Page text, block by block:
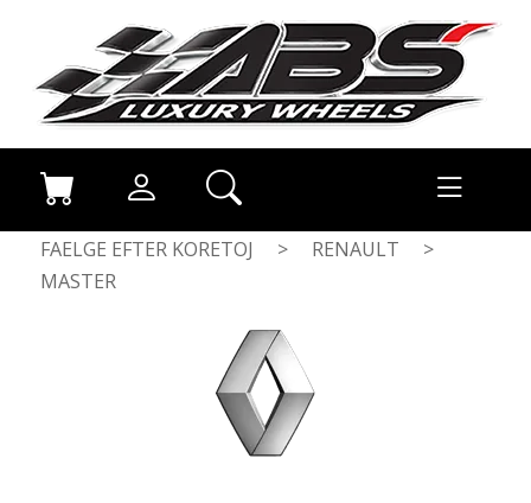
FAELGE EFTER KORETOJ > RENAULT
>
MASTER